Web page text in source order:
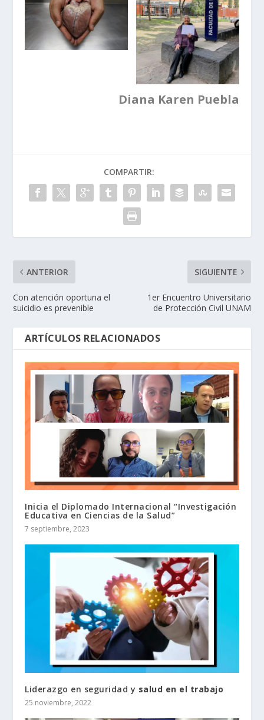
Diana Karen Puebla
COMPARTIR:
ANTERIOR
Con atención oportuna el
suicidio es prevenible
SIGUIENTE
1er Encuentro Universitario
de Protección Civil UNAM
ARTÍCULOS RELACIONADOS
Inicia el Diplomado Internacional “Investigación
Educativa en Ciencias de la Salud”
7 septiembre, 2023
Liderazgo en seguridad y salud en el trabajo
25 noviembre, 2022